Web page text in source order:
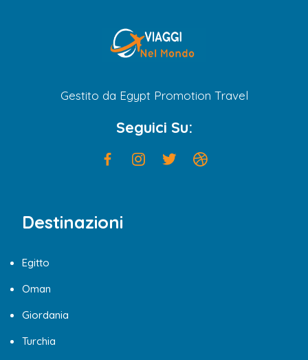
Gestito da Egypt Promotion Travel
Seguici Su:
Destinazioni
Egitto
Oman
Giordania
Turchia